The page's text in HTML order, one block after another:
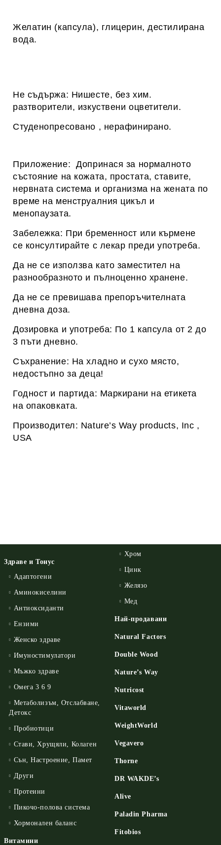
Желатин (капсула), глицерин, дестилирана
вода.
Не съдържа: Нишесте, без хим.
разтворители, изкуствени оцветители.
Студенопресовано , нерафинирано.
Приложение: Допринася за нормалното
състояние на кожата, простата, ставите,
нервната система и организма на жената по
време на менструалния цикъл и
менопаузата.
Забележка: При бременност или кърмене
се консултирайте с лекар преди употреба.
Да не се използва като заместител на
разнообразното и пълноценно хранене.
Да не се превишава препоръчителната
дневна доза.
Дозировка и употреба: По 1 капсула от 2 до
3 пъти дневно.
Съхранение: На хладно и сухо място,
недостъпно за деца!
Годност и партида: Маркирани на етикета
на опаковката.
Производител: Nature’s Way products, Inc ,
USA
Здраве и Тонус
Адаптогени
Аминокиселини
Антиоксиданти
Ензими
Женско здраве
Имуностимулатори
Мъжко здраве
Омега 3 6 9
Метаболизъм, Отслабване,
Детокс
Пробиотици
Стави, Хрущяли, Колаген
Сън, Настроение, Памет
Други
Протеини
Пикочо-полова система
Хормонален баланс
Витамини
Хром
Цинк
Желязо
Мед
Най-продавани
Natural Factors
Double Wood
Nature’s Way
Nutricost
Vitaworld
WeightWorld
Vegavero
Thorne
DR WAKDE’s
Alive
Paladin Pharma
Fitobios